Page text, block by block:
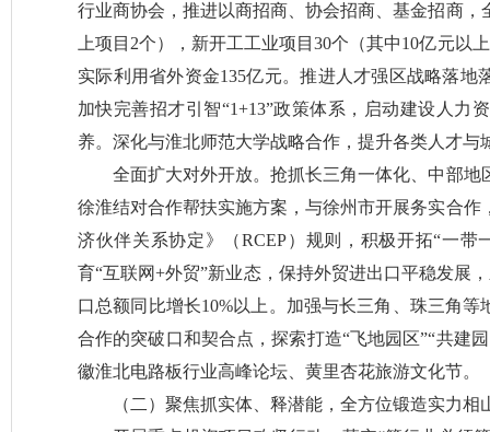
行业商协会，推进以商招商、协会招商、基金招商，
上项目2个），新开工工业项目30个（其中10亿元以
实际利用省外资金135亿元。推进人才强区战略落地
加快完善招才引智“1+13”政策体系，启动建设人力
养。深化与淮北师范大学战略合作，提升各类人才与
全面扩大对外开放。抢抓长三角一体化、中部
徐淮结对合作帮扶实施方案，与徐州市开展务实合
济伙伴关系协定》（RCEP）规则，积极开拓“一
育“互联网+外贸”新业态，保持外贸进出口平稳发展
口总额同比增长10%以上。加强与长三角、珠三角
合作的突破口和契合点，探索打造“飞地园区”“共建
徽淮北电路板行业高峰论坛、黄里杏花旅游文化节。
（二）聚焦抓实体、释潜能，全方位锻造实力相